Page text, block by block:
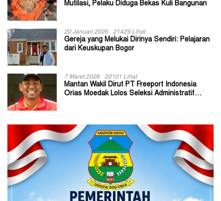
Mutilasi, Pelaku Diduga Bekas Kuli Bangunan
20 Januari 2026 21429 Lihat
Gereja yang Melukai Dirinya Sendiri: Pelajaran
dari Keuskupan Bogor
7 Maret 2026 20101 Lihat
Mantan Wakil Dirut PT Freeport Indonesia
Orias Moedak Lolos Seleksi Administratif